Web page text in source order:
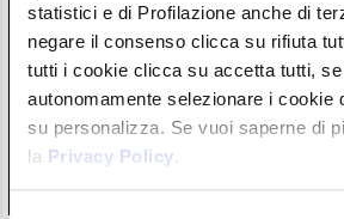
statistici e di Profilazione anche di
negare il consenso clicca su rifiuta
tutti i cookie clicca su accetta tutti,
autonomamente selezionare i cookie
su personalizza. Se vuoi saperne di
la Privacy Policy.